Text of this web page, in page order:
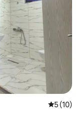
5 de uma
5 (10)